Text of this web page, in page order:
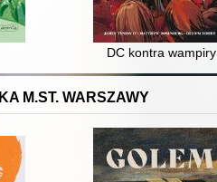
DC kontra wampiry
M.ST. WARSZAWY